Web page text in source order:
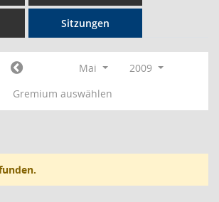
Sitzungen
Mai
2009
Gremium auswählen